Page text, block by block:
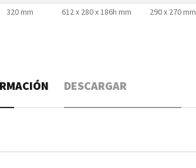
320 mm 612 x 280 x 186h mm 290 x 270 mm
DESCARGAR